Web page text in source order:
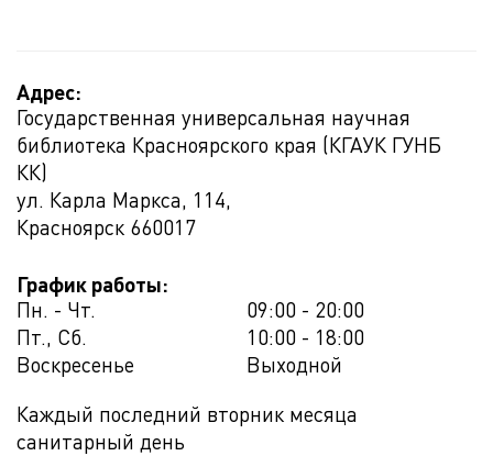
Адрес:
Государственная универсальная научная
библиотека Красноярского края (КГАУК ГУНБ
КК)
ул. Карла Маркса, 114,
Красноярск 660017
График работы:
Пн. - Чт.
09:00 - 20:00
Пт., Сб.
10:00 - 18:00
Воскресенье
Выходной
Каждый последний вторник месяца
санитарный день